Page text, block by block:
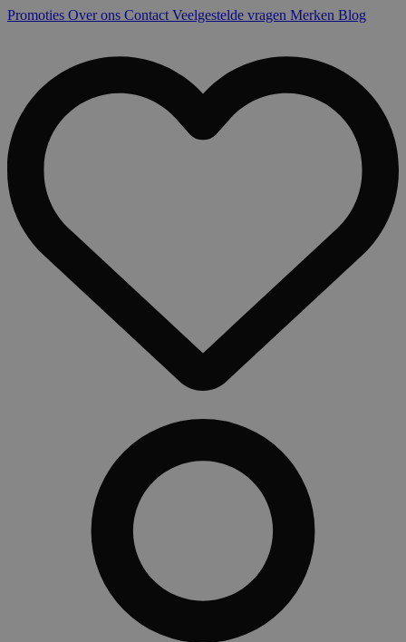
Promoties Over ons Contact Veelgestelde vragen Merken Blog